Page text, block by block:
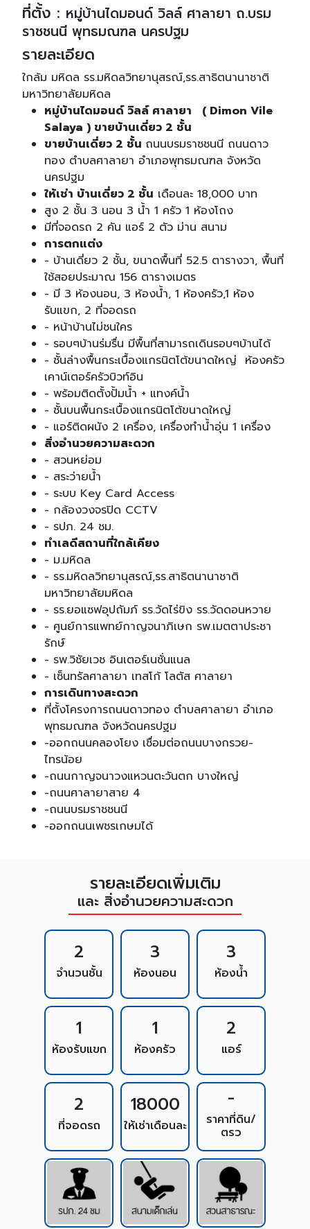
ที่ตั้ง : หมู่บ้านไดมอนด์ วิลล์ ศาลายา ถ.บรม
ราชชนนี พุทธมณฑล นครปฐม
รายละเอียด
ใกล้ม มหิดล รร.มหิดลวิทยานุสรณ์,รร.สาธิตนานาชาติ
มหาวิทยาลัยมหิดล
หมู่บ้านไดมอนด์ วิลล์ ศาลายา ( Dimon Vile
Salaya ) ขายบ้านเดี่ยว 2 ชั้น
ขายบ้านเดี่ยว 2 ชั้น ถนนบรมราชชนนี ถนนดาว
ทอง ตำบลศาลายา อำเภอพุทธมณฑล จังหวัด
นครปฐม
ให้เช่า บ้านเดี่ยว 2 ชั้น เดือนละ 18,000 บาท
สูง 2 ชั้น 3 นอน 3 น้ำ 1 ครัว 1 ห้องโถง
มีที่จอดรถ 2 คัน แอร์ 2 ตัว ม่าน สนาม
การตกแต่ง
- บ้านเดี่ยว 2 ชั้น, ขนาดพื้นที่ 52.5 ตารางวา, พื้นที่
ใช้สอยประมาณ 156 ตารางเมตร
- มี 3 ห้องนอน, 3 ห้องน้ำ, 1 ห้องครัว,1 ห้อง
รับแขก, 2 ที่จอดรถ
- หน้าบ้านไม่ชนใคร
- รอบๆบ้านร่มรื่น มีพื้นที่สามารถเดินรอบๆบ้านได้
- ชั้นล่างพื้นกระเบื้องแกรนิตโต้ขนาดใหญ่ ห้องครัว
เคาน์เตอร์ครัวบิวท์อิน
- พร้อมติดตั้งปั้มน้ำ + แทงค์น้ำ
- ชั้นบนพื้นกระเบื้องแกรนิตโต้ขนาดใหญ่
- แอร์ติดผนัง 2 เครื่อง, เครื่องทำน้ำอุ่น 1 เครื่อง
สิ่งอำนวยความสะดวก
- สวนหย่อม
- สระว่ายน้ำ
- ระบบ Key Card Access
- กล้องวงจรปิด CCTV
- รปภ. 24 ชม.
ทำเลดีสถานที่ใกล้เคียง
- ม.มหิดล
- รร.มหิดลวิทยานุสรณ์,รร.สาธิตนานาชาติ
มหาวิทยาลัยมหิดล
- รร.ยอแซฟอุปถัมภ์ รร.วัดไร่ขิง รร.วัดดอนหวาย
- ศูนย์การแพทย์กาญจนาภิเษก รพ.เมตตาประชา
รักษ์
- รพ.วิชัยเวช อินเตอร์เนชั่นแนล
- เซ็นทรัลศาลายา เทสโก้ โลตัส ศาลายา
การเดินทางสะดวก
ที่ตั้งโครงการถนนดาวทอง ตำบลศาลายา อำเภอ
พุทธมณฑล จังหวัดนครปฐม
-ออกถนนคลองโยง เชื่อมต่อถนนบางกรวย-
ไทรน้อย
-ถนนกาญจนาวงแหวนตะวันตก บางใหญ่
-ถนนศาลายาสาย 4
-ถนนบรมราชชนนี
-ออกถนนเพชรเกษมได้
รายละเอียดเพิ่มเติม
และ สิ่งอำนวยความสะดวก
2
จำนวนชั้น
3
ห้องนอน
3
ห้องน้ำ
1
ห้องรับแขก
1
ห้องครัว
2
แอร์
2
ที่จอดรถ
18000
ให้เช่าเดือนละ
-
ราคาที่ดิน/
ตรว